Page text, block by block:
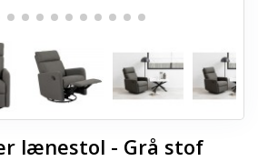
lænestol - Grå stof